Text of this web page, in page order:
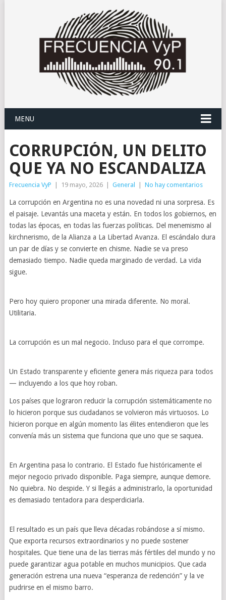
MENU
CORRUPCIÓN, UN DELITO
QUE YA NO ESCANDALIZA
Frecuencia VyP 19 mayo, 2026 General No hay comentarios
La corrupción en Argentina no es una novedad ni una sorpresa. Es
el paisaje. Levantás una maceta y están. En todos los gobiernos, en
todas las épocas, en todas las fuerzas políticas. Del menemismo al
kirchnerismo, de la Alianza a La Libertad Avanza. El escándalo dura
un par de días y se convierte en chisme. Nadie se va preso
demasiado tiempo. Nadie queda marginado de verdad. La vida
sigue.
Pero hoy quiero proponer una mirada diferente. No moral.
Utilitaria.
La corrupción es un mal negocio. Incluso para el que corrompe.
Un Estado transparente y eficiente genera más riqueza para todos
— incluyendo a los que hoy roban.
Los países que lograron reducir la corrupción sistemáticamente no
lo hicieron porque sus ciudadanos se volvieron más virtuosos. Lo
hicieron porque en algún momento las élites entendieron que les
convenía más un sistema que funciona que uno que se saquea.
En Argentina pasa lo contrario. El Estado fue históricamente el
mejor negocio privado disponible. Paga siempre, aunque demore.
No quiebra. No despide. Y si llegás a administrarlo, la oportunidad
es demasiado tentadora para desperdiciarla.
El resultado es un país que lleva décadas robándose a sí mismo.
Que exporta recursos extraordinarios y no puede sostener
hospitales. Que tiene una de las tierras más fértiles del mundo y no
puede garantizar agua potable en muchos municipios. Que cada
generación estrena una nueva “esperanza de redención” y la ve
pudrirse en el mismo barro.